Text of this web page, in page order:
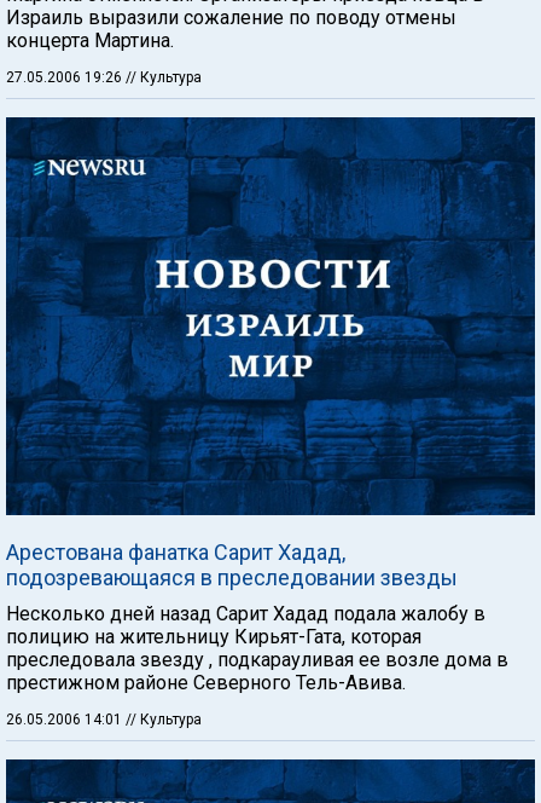
Израиль выразили сожаление по поводу отмены
концерта Мартина.
27.05.2006 19:26 // Культура
Арестована фанатка Сарит Хадад,
подозревающаяся в преследовании звезды
Несколько дней назад Сарит Хадад подала жалобу в
полицию на жительницу Кирьят-Гата, которая
преследовала звезду , подкарауливая ее возле дома в
престижном районе Северного Тель-Авива.
26.05.2006 14:01 // Культура